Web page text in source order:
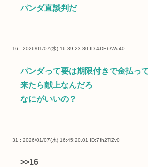
パンダ直談判だ
16 : 2026/01/07(水) 16:39:23.80 ID:4DEb/Wu40
パンダって要は期限付きで金払っ
来たら献上なんだろ
なにがいいの？
31 : 2026/01/07(水) 16:45:20.01 ID:7fh2TlZv0
>>16